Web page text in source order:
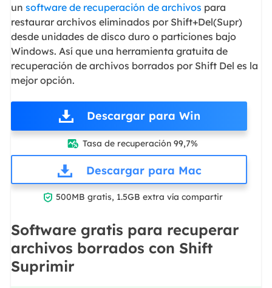
un software de recuperación de archivos para
restaurar archivos eliminados por Shift+Del(Supr)
desde unidades de disco duro o particiones bajo
Windows. Así que una herramienta gratuita de
recuperación de archivos borrados por Shift Del es la
mejor opción.
Descargar para Win
 Tasa de recuperación 99,7%
Descargar para Mac
 500MB gratis, 1.5GB extra vía compartir
Software gratis para recuperar
archivos borrados con Shift
Suprimir